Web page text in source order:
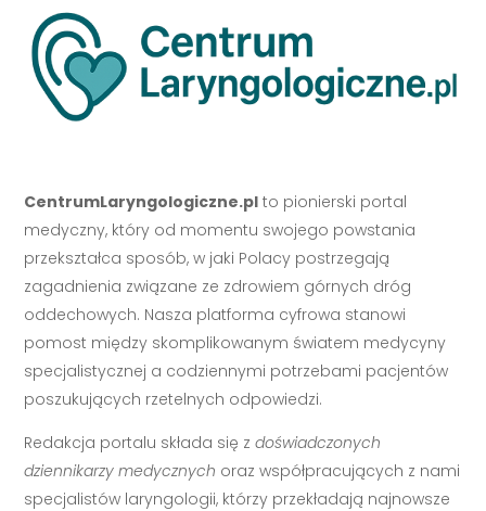
CentrumLaryngologiczne.pl to pionierski portal
medyczny, który od momentu swojego powstania
przekształca sposób, w jaki Polacy postrzegają
zagadnienia związane ze zdrowiem górnych dróg
oddechowych. Nasza platforma cyfrowa stanowi
pomost między skomplikowanym światem medycyny
specjalistycznej a codziennymi potrzebami pacjentów
poszukujących rzetelnych odpowiedzi.
Redakcja portalu składa się zdoświadczonych
dziennikarzy medycznych oraz współpracujących z nami
specjalistów laryngologii, którzy przekładają najnowsze